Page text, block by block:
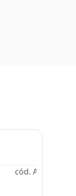
cód. AFFCM